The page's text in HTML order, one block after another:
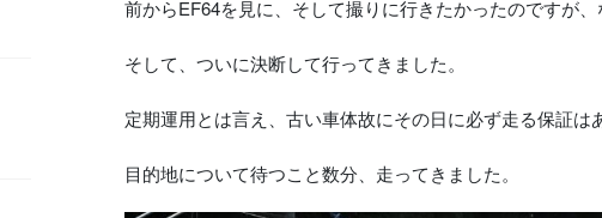
前からEF64を見に、そして撮りに行きたかったのですが
そして、ついに決断して行ってきました。
定期運用とは言え、古い車体故にその日に必ず走る保証は
目的地について待つこと数分、走ってきました。